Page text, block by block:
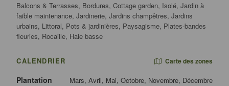
Balcons & Terrasses, Bordures, Cottage garden, Isolé, Jardin à
faible maintenance, Jardinerie, Jardins champêtres, Jardins
urbains, Littoral, Pots & jardinières, Paysagisme, Plates-bandes
fleuries, Rocaille, Haie basse
CALENDRIER Carte des zones
Plantation Mars, Avril, Mai, Octobre, Novembre, Décembre